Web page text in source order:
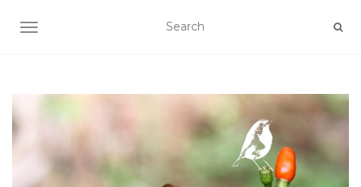
AFFICHER/MASQUER LA NAVIGATION